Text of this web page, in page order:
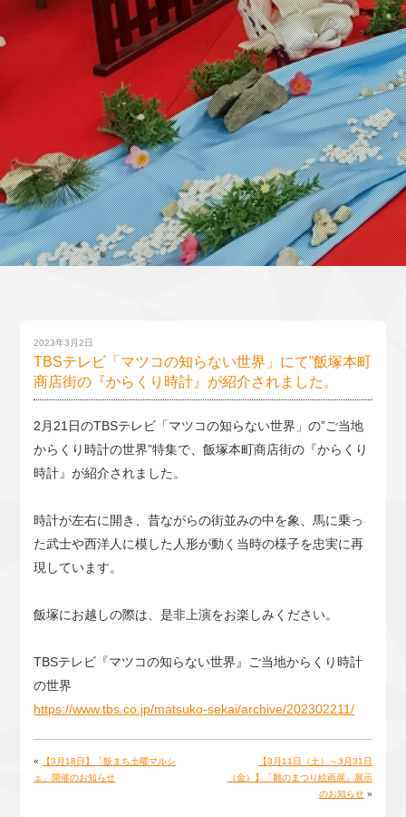
2023年3月2日
TBSテレビ「マツコの知らない世界」にて”飯塚本町
商店街の『からくり時計』が紹介されました。
2月21日のTBSテレビ「マツコの知らない世界」の”ご当地
からくり時計の世界”特集で、飯塚本町商店街の『からくり
時計』が紹介されました。
時計が左右に開き、昔ながらの街並みの中を象、馬に乗っ
た武士や西洋人に模した人形が動く当時の様子を忠実に再
現しています。
飯塚にお越しの際は、是非上演をお楽しみください。
TBSテレビ『マツコの知らない世界』ご当地からくり時計
の世界
https://www.tbs.co.jp/matsuko-sekai/archive/202302211/
«
【3月18日】「飯まち土曜マルシ
ェ」開催のお知らせ
【3月11日（土）～3月31日
（金）】「雛のまつり絵画展」展示
のお知らせ»